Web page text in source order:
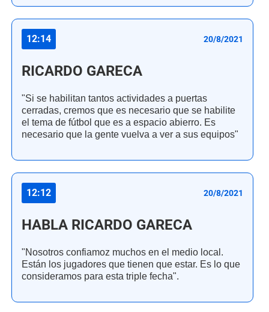
12:14 20/8/2021
RICARDO GARECA
"Si se habilitan tantos actividades a puertas
cerradas, cremos que es necesario que se habilite
el tema de fútbol que es a espacio abierro. Es
necesario que la gente vuelva a ver a sus equipos"
12:12 20/8/2021
HABLA RICARDO GARECA
"Nosotros confiamoz muchos en el medio local.
Están los jugadores que tienen que estar. Es lo que
consideramos para esta triple fecha".